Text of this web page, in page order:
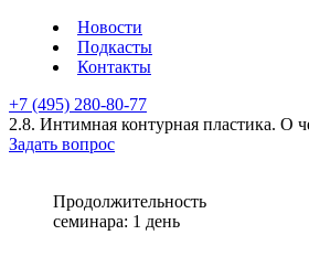
Новости
Подкасты
Контакты
+7 (495) 280-80-77
2.8. Интимная контурная пластика. О
Задать вопрос
Продолжительность
семинара: 1 день